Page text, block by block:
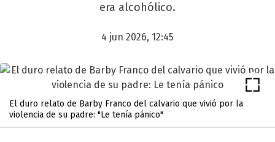
era alcohólico.
4 jun 2026, 12:45
El duro relato de Barby Franco del calvario que vivió por la
violencia de su padre: "Le tenía pánico"